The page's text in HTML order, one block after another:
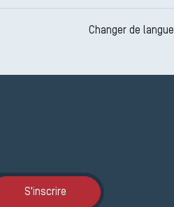
Changer de langue
S'inscrire